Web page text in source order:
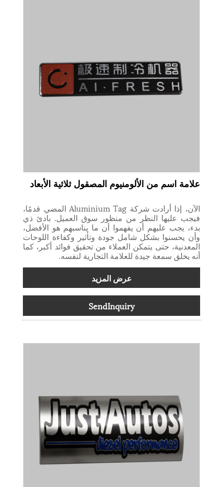
علامة اسم من الألومنيوم المصقول ثلاثية الأبعاد
الآن، إذا أرادت شركة Aluminium Tag المضي قدمًا،
فيجب عليها النظر من منظور سوق العميل. بادئ ذي
بدء، يجب عليهم أن يفهموا أن ما يناسبهم هو الأفضل،
وأن يحسنوا بشكل شامل جودة وتأثير وكفاءة اللوحات
المعدنية، حتى يتمكن العملاء من تحقيق فوائد أكبر، كما
أنه يخلق سمعة جيدة للعلامة التجارية لنفسه.
عرض المزيد
SendInquiry